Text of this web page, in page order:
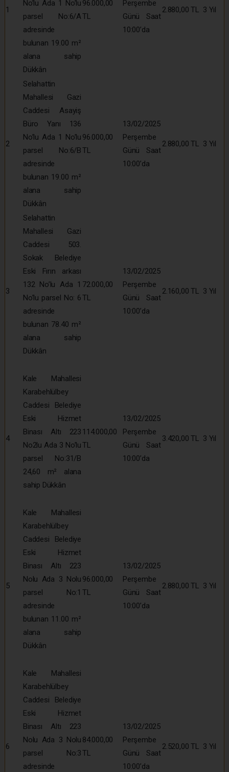
1
No’lu Ada 1 No’lu
parsel No:6/A
adresinde
bulunan 19.00 m²
alana sahip
Dükkân
96.000,00
TL
Perşembe
Günü Saat
10:00’da
2.880,00 TL 3 Yıl
2
Selahattin
Mahallesi Gazi
Caddesi Asayiş
Büro Yanı 136
No’lu Ada 1 No’lu
parsel No:6/B
adresinde
bulunan 19.00 m²
alana sahip
Dükkân
96.000,00
TL
13/02/2025
Perşembe
Günü Saat
10:00’da
2.880,00 TL 3 Yıl
3
Selahattin
Mahallesi Gazi
Caddesi 503.
Sokak Belediye
Eski Fırın arkası
132 No’lu Ada 1
No’lu parsel No: 6
adresinde
bulunan 78.40 m²
alana sahip
Dükkân
72.000,00
TL
13/02/2025
Perşembe
Günü Saat
10:00’da
2.160,00 TL 3 Yıl
4
Kale Mahallesi
Karabehlülbey
Caddesi Belediye
Eski Hizmet
Binası Altı 223
No2lu Ada 3 No’lu
parsel No:31/B
24,60 m² alana
sahip Dükkân
114.000,00
TL
13/02/2025
Perşembe
Günü Saat
10:00’da
3.420,00 TL 3 Yıl
5
Kale Mahallesi
Karabehlülbey
Caddesi Belediye
Eski Hizmet
Binası Altı 223
Nolu Ada 3 Nolu
parsel No:1
adresinde
bulunan 11.00 m²
alana sahip
Dükkân
96.000,00
TL
13/02/2025
Perşembe
Günü Saat
10:00’da
2.880,00 TL 3 Yıl
6
Kale Mahallesi
Karabehlülbey
Caddesi Belediye
Eski Hizmet
Binası Altı 223
Nolu Ada 3 Nolu
parsel No:3
adresinde
84.000,00
TL
13/02/2025
Perşembe
Günü Saat
10:00’da
2.520,00 TL 3 Yıl